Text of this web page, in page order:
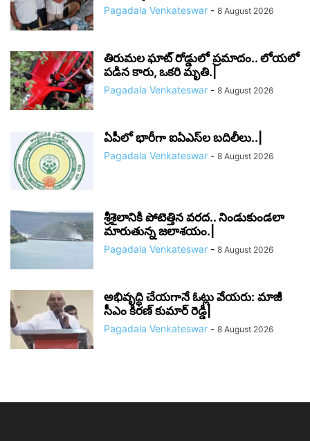
Pagadala Venkateswar - 8 August 2026
తిరుమల ఘాట్ రోడ్డులో ప్రమాదం.. లోయలో
పడిన కారు, ఒకరి మృతి.|
Pagadala Venkateswar - 8 August 2026
ఏపీలో భారీగా ఐఏఎస్‌ల బదిలీలు..|
Pagadala Venkateswar - 8 August 2026
శ్రీశైలానికి పోటెత్తిన వరద.. నిండుకుండలా
మారుతున్న జలాశయం.|
Pagadala Venkateswar - 8 August 2026
అభివృద్ధి చేయగానే ఓట్లు వేయరు: మాజీ
సీఎం కిరణ్ కుమార్ రెడ్డి|
Pagadala Venkateswar - 8 August 2026